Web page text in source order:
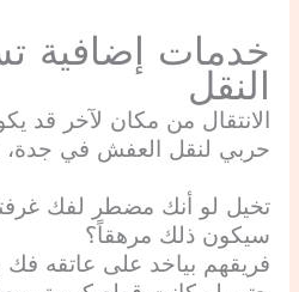
خدمات إضافية
النقل
الانتقال من مكان لآخر قد
حربي لنقل العفش في جدة،
تخيل لو أنك مضطر لفك
سيكون ذلك مرهقاً؟
فريقهم بياخد على عاتقه